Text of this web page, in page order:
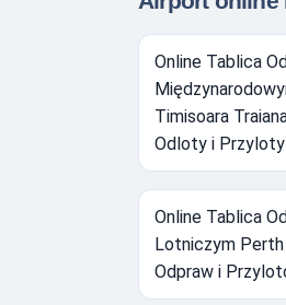
Online Tablica
Timisoara
Odloty i
Online Tablica
Lotniczym
Odpraw i